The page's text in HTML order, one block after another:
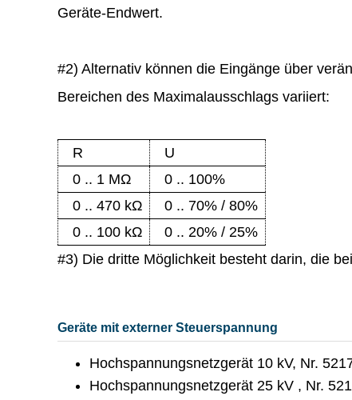
Geräte-Endwert.
#2) Alternativ können die Eingänge über
Bereichen des Maximalausschlags variiert:
R
U
0 .. 1 MΩ
0 .. 100%
0 .. 470 kΩ
0 .. 70% / 80%
0 .. 100 kΩ
0 .. 20% / 25%
#3) Die dritte Möglichkeit besteht darin, die
Geräte mit externer Steuerspannung
Hochspannungsnetzgerät 10 kV, Nr.
Hochspannungsnetzgerät 25 kV , Nr.